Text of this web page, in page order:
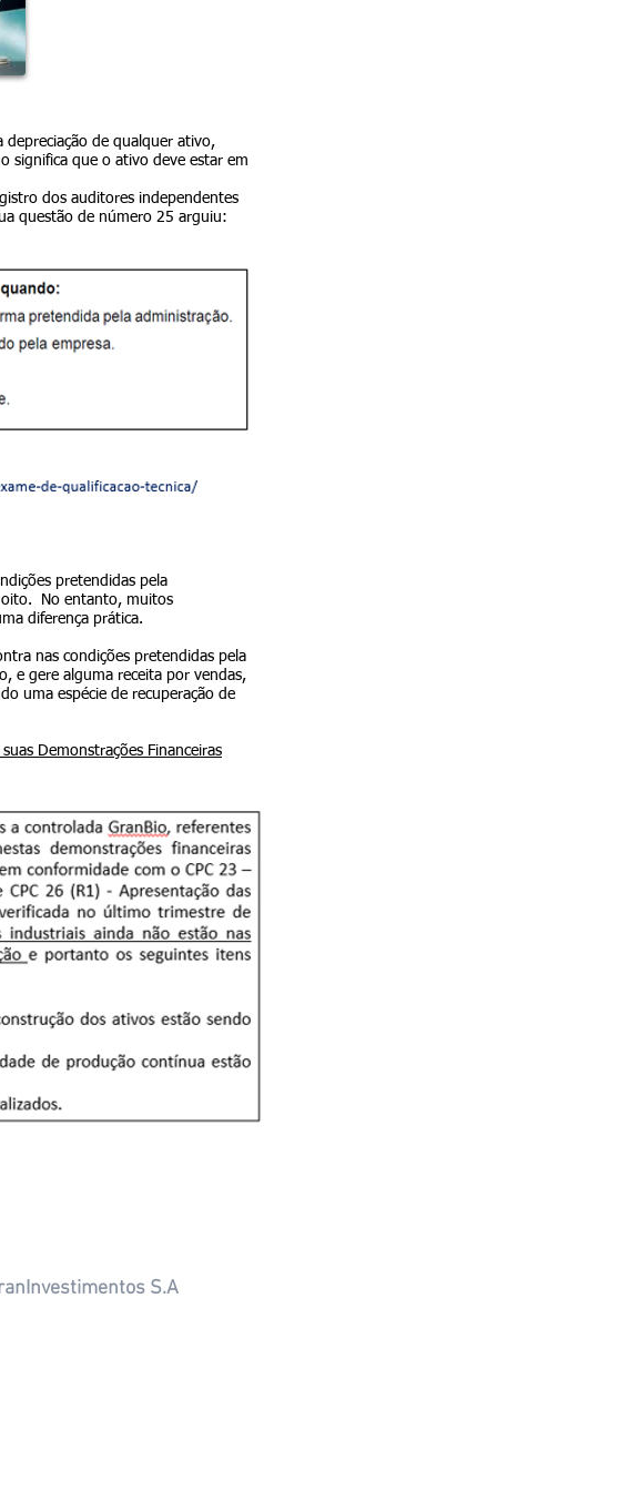
de qualquer ativo,
significa que o ativo deve estar em
dos auditores independentes
questão de número 25 arguiu:
pretendidas pela
oito. No entanto, muitos
diferença prática.
nas condições pretendidas pela
e gere alguma receita por vendas,
uma espécie de recuperação de
Demonstrações Financeiras
S.A